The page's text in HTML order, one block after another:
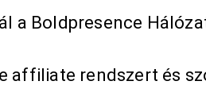
a Boldpresence
affiliate rendszert és